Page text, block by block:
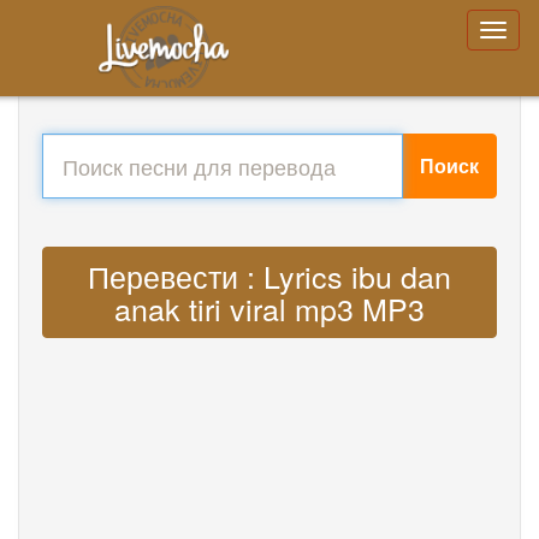
Поиск
Перевести : Lyrics ibu dan
anak tiri viral mp3 MP3